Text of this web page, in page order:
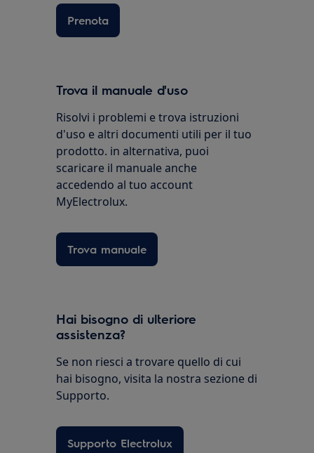
Prenota
Trova il manuale d'uso
Risolvi i problemi e trova istruzioni
d'uso e altri documenti utili per il tuo
prodotto. in alternativa, puoi
scaricare il manuale anche
accedendo al tuo account
MyElectrolux.
Trova manuale
Hai bisogno di ulteriore
assistenza?
Se non riesci a trovare quello di cui
hai bisogno, visita la nostra sezione di
Supporto.
Supporto Electrolux